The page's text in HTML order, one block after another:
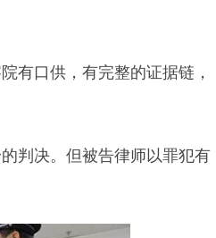
有口供，有完整的证据链，
判决。但被告律师以罪犯有